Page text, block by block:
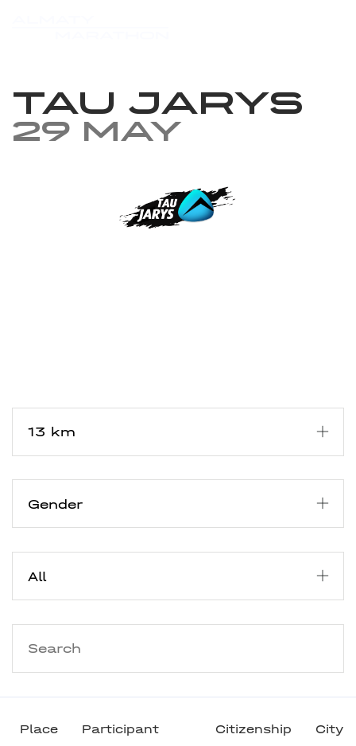
TAU JARYS
29 May
Place Participant Citizenship City